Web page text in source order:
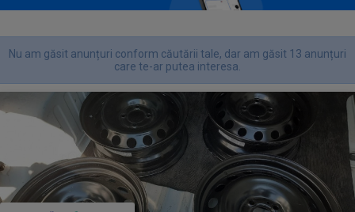
Nu am găsit anunțuri conform căutării tale, dar am găsit 13 anunțuri
care te-ar putea interesa.